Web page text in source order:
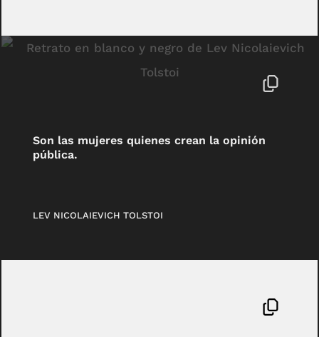
Son las mujeres quienes crean la opinión
pública.
LEV NICOLAIEVICH TOLSTOI